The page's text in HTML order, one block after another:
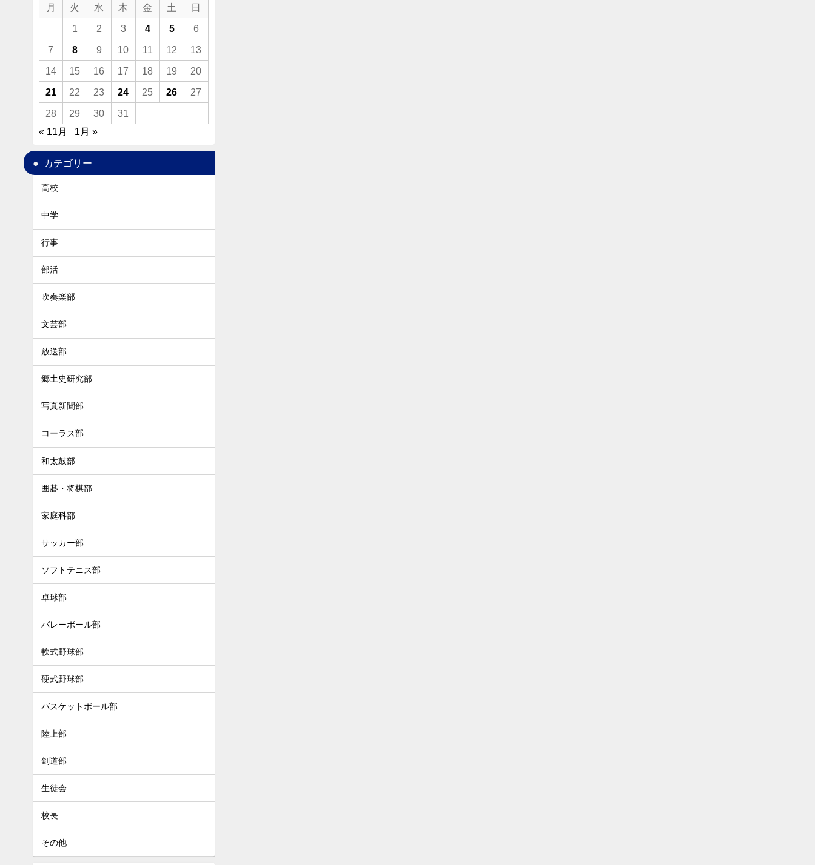
月 火 水 木 金 土 日
1 2 3 4 5 6
7 8 9 10 11 12 13
14 15 16 17 18 19 20
21 22 23 24 25 26 27
28 29 30
31
« 11月
1月 »
カテゴリー
高校
中学
行事
部活
吹奏楽部
文芸部
放送部
郷土史研究部
写真新聞部
コーラス部
和太鼓部
囲碁・将棋部
家庭科部
サッカー部
ソフトテニス部
卓球部
バレーボール部
軟式野球部
硬式野球部
バスケットボール部
陸上部
剣道部
生徒会
校長
その他